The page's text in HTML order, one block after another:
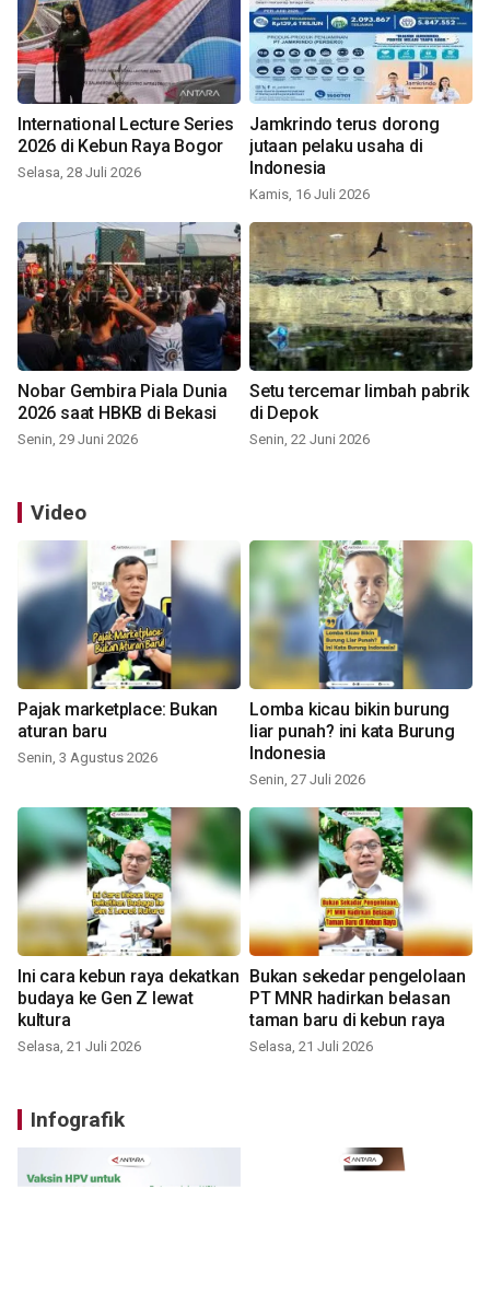
International Lecture Series
2026 di Kebun Raya Bogor
Selasa, 28 Juli 2026
Jamkrindo terus dorong
jutaan pelaku usaha di
Indonesia
Kamis, 16 Juli 2026
Nobar Gembira Piala Dunia
2026 saat HBKB di Bekasi
Senin, 29 Juni 2026
Setu tercemar limbah pabrik
di Depok
Senin, 22 Juni 2026
Video
Pajak marketplace: Bukan
aturan baru
Senin, 3 Agustus 2026
Lomba kicau bikin burung
liar punah? ini kata Burung
Indonesia
Senin, 27 Juli 2026
Ini cara kebun raya dekatkan
budaya ke Gen Z lewat
kultura
Selasa, 21 Juli 2026
Bukan sekedar pengelolaan
PT MNR hadirkan belasan
taman baru di kebun raya
Selasa, 21 Juli 2026
Infografik